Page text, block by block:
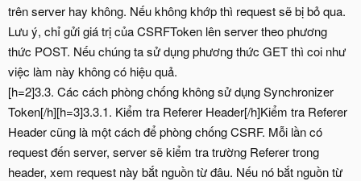
trên server hay không. Nếu không khớp thì request sẽ bị bỏ qua.
Lưu ý, chỉ gửi giá trị của CSRFToken lên server theo phương
thức POST. Nếu chúng ta sử dụng phương thức GET thì coi như
việc làm này không có hiệu quả.
[h=2]3.3. Các cách phòng chống không sử dụng Synchronizer
Token[/h][h=3]3.3.1. Kiểm tra Referer Header[/h]Kiểm tra Referer
Header cũng là một cách để phòng chống CSRF. Mỗi lần có
request đến server, server sẽ kiểm tra trường Referer trong
header, xem request này bắt nguồn từ đâu. Nếu nó bắt nguồn từ